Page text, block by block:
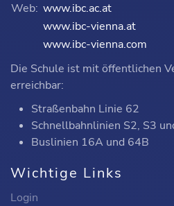
Web: www.ibc.ac.at
www.ibc-vienna.at
www.ibc-vienna.com
Die Schule ist mit öffentlichen
erreichbar:
Straßenbahn Linie 62
Schnellbahnlinien S2, S3
Buslinien 16A und 64B
Wichtige Links
Login